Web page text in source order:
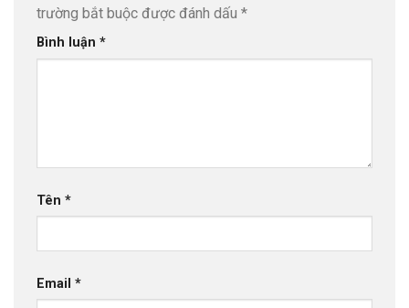
trường bắt buộc được đánh dấu *
Bình luận *
Tên *
Email *